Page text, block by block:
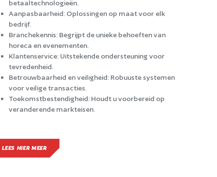
betaaltechnologieën.
Aanpasbaarheid: Oplossingen op maat voor elk
bedrijf.
Branchekennis: Begrijpt de unieke behoeften van
horeca en evenementen.
Klantenservice: Uitstekende ondersteuning voor
tevredenheid.
Betrouwbaarheid en veiligheid: Robuuste systemen
voor veilige transacties.
Toekomstbestendigheid: Houdt u voorbereid op
veranderende markteisen.
LEES HIER MEER